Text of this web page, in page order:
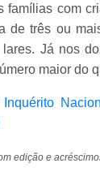
famílias com
de três ou
Já nos
maior do
edição e